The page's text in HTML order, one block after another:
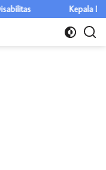
Kepala Daerah